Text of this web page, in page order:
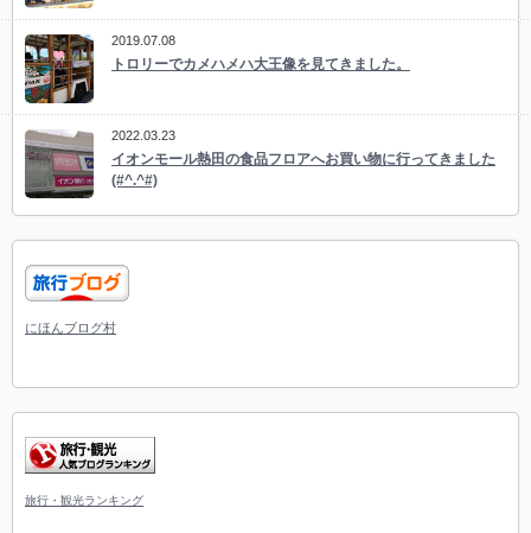
2019.07.08
トロリーでカメハメハ大王像を見てきました。
2022.03.23
イオンモール熱田の食品フロアへお買い物に行ってきました
(#^.^#)
にほんブログ村
旅行・観光ランキング